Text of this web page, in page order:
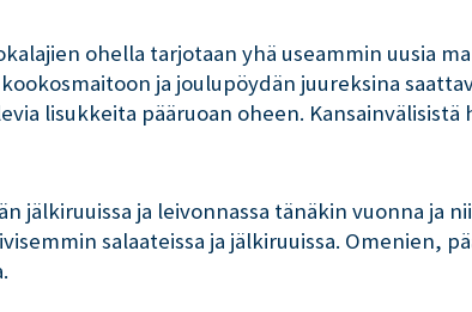
ohella tarjotaan yhä useammin uusia
ja joulupöydän juureksina
lisukkeita pääruoan oheen.
jälkiruuissa ja leivonnassa tänäkin vuonna ja
salaateissa ja jälkiruuissa. Omenien,